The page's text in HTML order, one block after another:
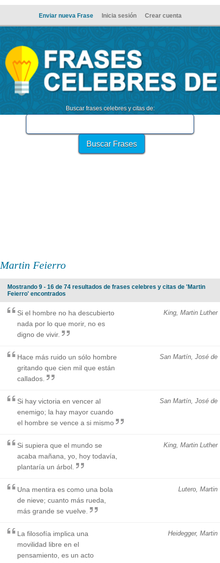
Enviar nueva Frase Inicia sesión Crear cuenta
Buscar frases celebres y citas de:
Martin Feierro
Mostrando 9 - 16 de 74 resultados de frases celebres y citas de 'Martin
Feierro' encontrados
King, Martin Luther
Si el hombre no ha descubierto
nada por lo que morir, no es
digno de vivir.
San Martín, José de
Hace más ruido un sólo hombre
gritando que cien mil que están
callados.
San Martín, José de
Si hay victoria en vencer al
enemigo; la hay mayor cuando
el hombre se vence a si mismo
King, Martin Luther
Si supiera que el mundo se
acaba mañana, yo, hoy todavía,
plantaría un árbol.
Lutero, Martin
Una mentira es como una bola
de nieve; cuanto más rueda,
más grande se vuelve.
Heidegger, Martin
La filosofía implica una
movilidad libre en el
pensamiento, es un acto